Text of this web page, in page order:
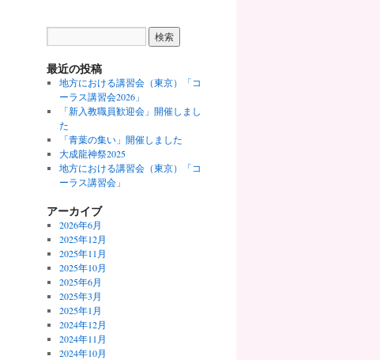
最近の投稿
地方における講習会（東京）「コ
ーラス講習会2026」
「新入教職員歓迎会」開催しまし
た
「青葉の集い」開催しました
大成龍神祭2025
地方における講習会（東京）「コ
ーラス講習会」
アーカイブ
2026年6月
2025年12月
2025年11月
2025年10月
2025年6月
2025年3月
2025年1月
2024年12月
2024年11月
2024年10月